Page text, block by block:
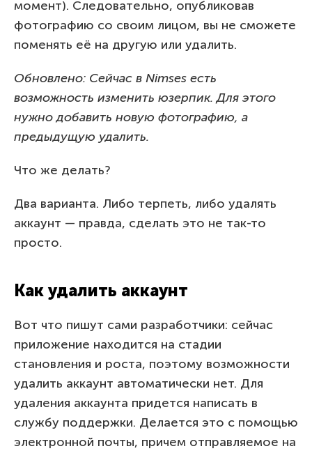
момент). Следовательно, опубликовав
фотографию со своим лицом, вы не сможете
поменять её на другую или удалить.
Обновлено: Сейчас в Nimses есть
возможность изменить юзерпик. Для этого
нужно добавить новую фотографию, а
предыдущую удалить.
Что же делать?
Два варианта. Либо терпеть, либо удалять
аккаунт — правда, сделать это не так-то
просто.
Как удалить аккаунт
Вот что пишут сами разработчики: сейчас
приложение находится на стадии
становления и роста, поэтому возможности
удалить аккаунт автоматически нет. Для
удаления аккаунта придется написать в
службу поддержки. Делается это с помощью
электронной почты, причем отправляемое на